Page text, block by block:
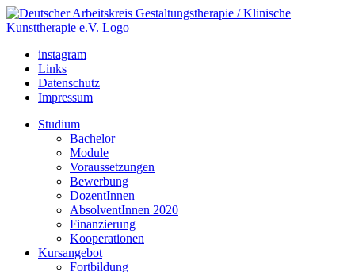
instagram
Links
Datenschutz
Impressum
Studium
Bachelor
Module
Voraussetzungen
Bewerbung
DozentInnen
AbsolventInnen 2020
Finanzierung
Kooperationen
Kursangebot
Fortbildung